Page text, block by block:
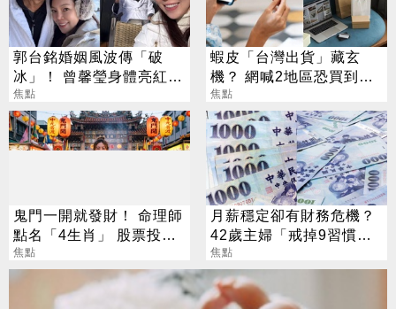
郭台銘婚姻風波傳「破
冰」！ 曾馨瑩身體亮紅燈
18年婚姻驚傳出現轉機
焦點
蝦皮「台灣出貨」藏玄
機？ 網喊2地區恐買到假
貨 專家揭真相
焦點
鬼門一開就發財！ 命理師
點名「4生肖」 股票投資
大翻身
焦點
月薪穩定卻有財務危機？
42歲主婦「戒掉9習慣」
存下2000萬
焦點